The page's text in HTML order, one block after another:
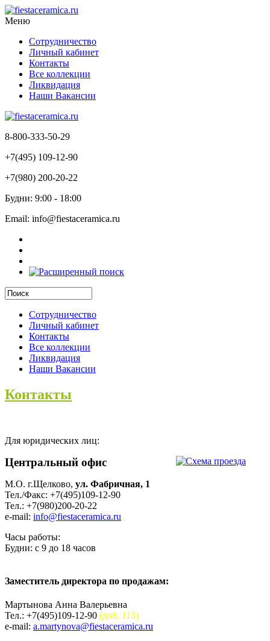
Меню
Сотрудничество
Личный кабинет
Контакты
Все коллекции
Ликвидация
Наши Вакансии
8-800-333-50-29
+7(495) 109-12-90
+7(980) 200-20-22
Будни: 9:00 - 18:00
Email: info@fiestaceramica.ru
Сотрудничество
Личный кабинет
Контакты
Все коллекции
Ликвидация
Наши Вакансии
Контакты
Для юридических лиц:
Центральный офис
М.О. г.Щелково, ул. Фабричная, 1
Тел./Факс: +7(495)109-12-90
Тел.: +7(980)200-20-22
e-mail: info@fiestaceramica.ru
Часы работы:
Будни: c 9 до 18 часов
Заместитель директора по продажам:
Мартынова Анна Валерьевна
Тел.: +7(495)109-12-90 (доб. 113)
e-mail: a.martynova@fiestaceramica.ru